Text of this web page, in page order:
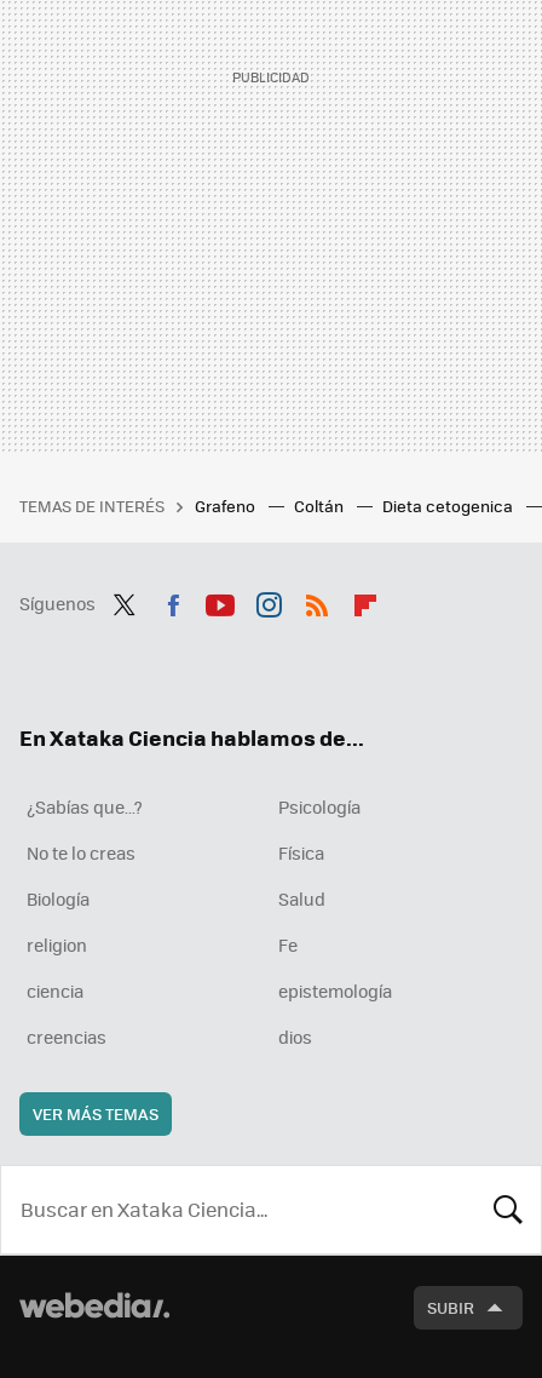
TEMAS DE INTERÉS Grafeno Coltán Dieta cetogenica
Síguenos
En Xataka Ciencia hablamos de...
¿Sabías que...?
Psicología
No te lo creas
Física
Biología
Salud
religion
Fe
ciencia
epistemología
creencias
dios
VER MÁS TEMAS
SUBIR